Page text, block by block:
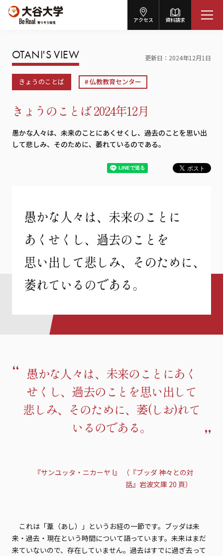
アクセス 資料請求
OTANI'S VIEW
きょうのことば 仏教教育センター
更新日 2024年12月1日
きょうのことば 2024年12月
愚かな人々は、未来のことにあくせくし、過去のことを思い出
して悲しみ、そのために、萎れているのである。
愚かな人々は、未来のことにあく
せくし、過去のことを思い出して
悲しみ、そのために、萎(しお)れて
いるのである。
『サンユッタ・ニカーヤ I』 （『ブッダ 神々との対
話』岩波文庫 20 頁）
これは「葦（あし）」というお経の一節です。ブッダは未
来・過去・現在という時間について語っています。未来はまだ
来ていないので、存在していません。過去はすでに過ぎ去って